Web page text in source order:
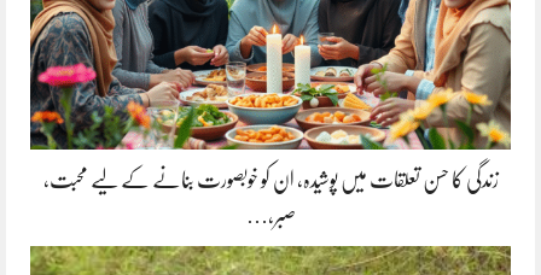
زندگی کا حسن تعلقات میں پوشیدہ, ان کو خوبصورت بنانے کے لیے محبت،
صبر،…